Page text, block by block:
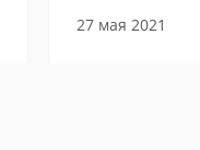
27 мая 2021